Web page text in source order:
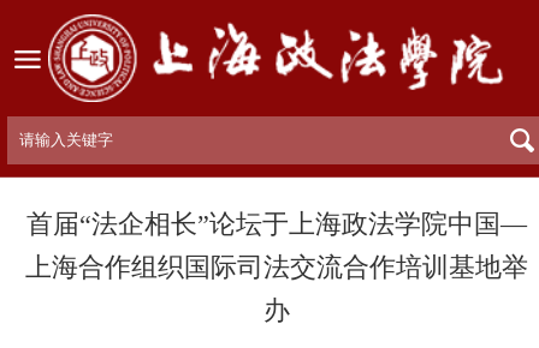
首届“法企相长”论坛于上海政法学院中国—
上海合作组织国际司法交流合作培训基地举
办